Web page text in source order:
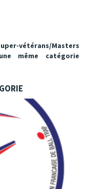
vétérans/Masters
même catégorie